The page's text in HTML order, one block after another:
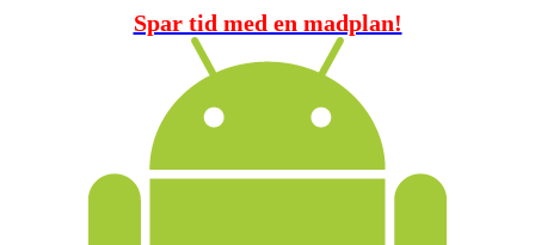
Spar tid med en madplan!